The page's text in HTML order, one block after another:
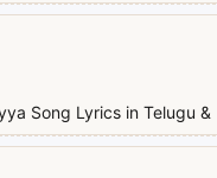
Song Lyrics in Telugu &